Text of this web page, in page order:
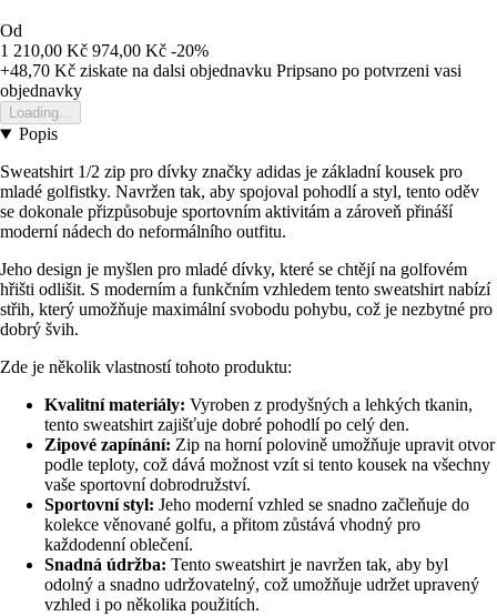
Od
1 210,00 Kč 974,00 Kč -20%
+48,70 Kč ziskate na dalsi objednavku Pripsano po potvrzeni vasi
objednavky
Loading...
Popis
Sweatshirt 1/2 zip pro dívky značky adidas je základní kousek pro
mladé golfistky. Navržen tak, aby spojoval pohodlí a styl, tento oděv
se dokonale přizpůsobuje sportovním aktivitám a zároveň přináší
moderní nádech do neformálního outfitu.
Jeho design je myšlen pro mladé dívky, které se chtějí na golfovém
hřišti odlišit. S moderním a funkčním vzhledem tento sweatshirt nabízí
střih, který umožňuje maximální svobodu pohybu, což je nezbytné pro
dobrý švih.
Zde je několik vlastností tohoto produktu:
Kvalitní materiály: Vyroben z prodyšných a lehkých tkanin,
tento sweatshirt zajišťuje dobré pohodlí po celý den.
Zipové zapínání: Zip na horní polovině umožňuje upravit otvor
podle teploty, což dává možnost vzít si tento kousek na všechny
vaše sportovní dobrodružství.
Sportovní styl: Jeho moderní vzhled se snadno začleňuje do
kolekce věnované golfu, a přitom zůstává vhodný pro
každodenní oblečení.
Snadná údržba: Tento sweatshirt je navržen tak, aby byl
odolný a snadno udržovatelný, což umožňuje udržet upravený
vzhled i po několika použitích.